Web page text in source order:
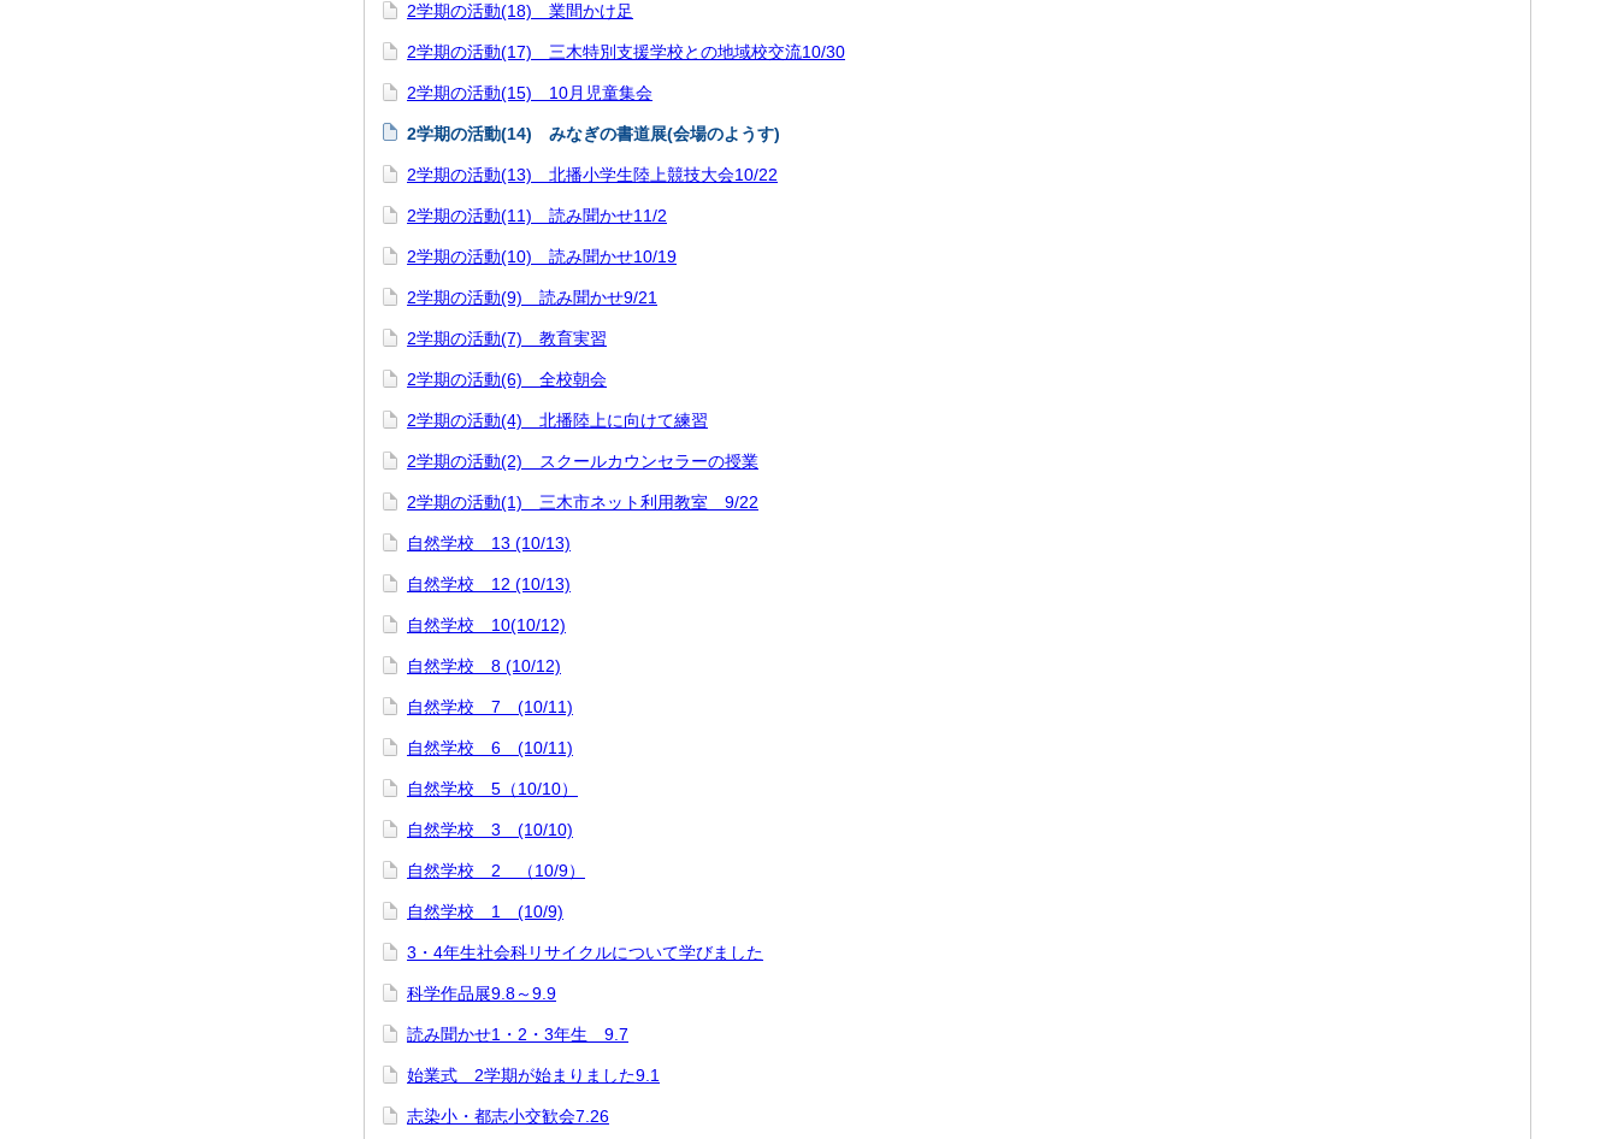
2学期の活動(18) 業間かけ足
2学期の活動(17) 三木特別支援学校との地域校交流10/30
2学期の活動(15) 10月児童集会
2学期の活動(14) みなぎの書道展(会場のようす)
2学期の活動(13) 北播小学生陸上競技大会10/22
2学期の活動(11) 読み聞かせ11/2
2学期の活動(10) 読み聞かせ10/19
2学期の活動(9) 読み聞かせ9/21
2学期の活動(7) 教育実習
2学期の活動(6) 全校朝会
2学期の活動(4) 北播陸上に向けて練習
2学期の活動(2) スクールカウンセラーの授業
2学期の活動(1) 三木市ネット利用教室 9/22
自然学校 13 (10/13)
自然学校 12 (10/13)
自然学校 10(10/12)
自然学校 8 (10/12)
自然学校 7 (10/11)
自然学校 6 (10/11)
自然学校 5（10/10）
自然学校 3 (10/10)
自然学校 2 （10/9）
自然学校 1 (10/9)
3・4年生社会科リサイクルについて学びました
科学作品展9.8～9.9
読み聞かせ1・2・3年生 9.7
始業式 2学期が始まりました9.1
志染小・都志小交歓会7.26